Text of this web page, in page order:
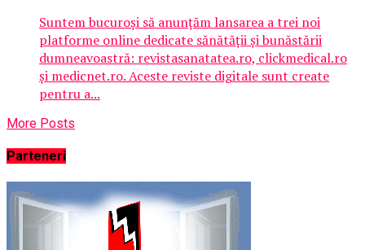
Suntem bucuroși să anunțăm lansarea a trei noi
platforme online dedicate sănătății și bunăstării
dumneavoastră: revistasanatatea.ro, clickmedical.ro
și medicnet.ro. Aceste reviste digitale sunt create
pentru a...
More Posts
Parteneri